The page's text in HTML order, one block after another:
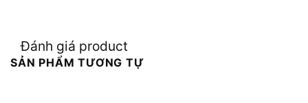
Đánh giá product
SẢN PHẨM TƯƠNG TỰ